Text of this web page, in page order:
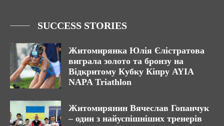
SUCCESS STORIES
Житомирянка Юлія Єлістратова
виграла золото та бронзу на
Відкритому Кубку Кіпру AYIA
NAPA Triathlon
Житомирянин Вячеслав Гопанчук
– один з найуспішніших тренерів